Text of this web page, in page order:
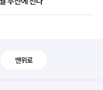
맨위로